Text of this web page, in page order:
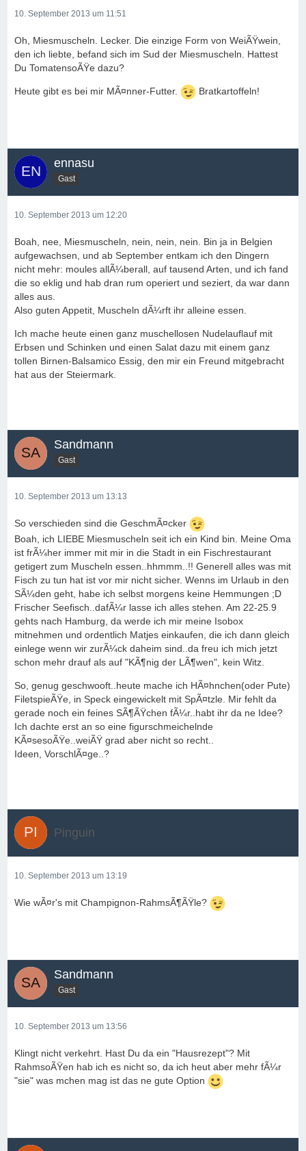
10. September 2013 um 11:51
Oh, Miesmuscheln. Lecker. Die einzige Form von WeiÃŸwein,
den ich liebte, befand sich im Sud der Miesmuscheln. Hattest
Du TomatensoÃŸe dazu?
Heute gibt es bei mir MÃ¤nner-Futter. Bratkartoffeln!
ennasu
Gast
10. September 2013 um 12:20
Boah, nee, Miesmuscheln, nein, nein, nein. Bin ja in Belgien
aufgewachsen, und ab September entkam ich den Dingern
nicht mehr: moules allÃ¼berall, auf tausend Arten, und ich fand
die so eklig und hab dran rum operiert und seziert, da war dann
alles aus.
Also guten Appetit, Muscheln dÃ¼rft ihr alleine essen.
Ich mache heute einen ganz muschellosen Nudelauflauf mit
Erbsen und Schinken und einen Salat dazu mit einem ganz
tollen Birnen-Balsamico Essig, den mir ein Freund mitgebracht
hat aus der Steiermark.
Sandmann
Gast
10. September 2013 um 13:13
So verschieden sind die GeschmÃ¤cker
Boah, ich LIEBE Miesmuscheln seit ich ein Kind bin. Meine Oma
ist frÃ¼her immer mit mir in die Stadt in ein Fischrestaurant
getigert zum Muscheln essen..hhmmm..!! Generell alles was mit
Fisch zu tun hat ist vor mir nicht sicher. Wenns im Urlaub in den
SÃ¼den geht, habe ich selbst morgens keine Hemmungen ;D
Frischer Seefisch..dafÃ¼r lasse ich alles stehen. Am 22-25.9
gehts nach Hamburg, da werde ich mir meine Isobox
mitnehmen und ordentlich Matjes einkaufen, die ich dann gleich
einlege wenn wir zurÃ¼ck daheim sind..da freu ich mich jetzt
schon mehr drauf als auf "KÃ¶nig der LÃ¶wen", kein Witz.
So, genug geschwooft..heute mache ich HÃ¤hnchen(oder Pute)
FiletspieÃŸe, in Speck eingewickelt mit SpÃ¤tzle. Mir fehlt da
gerade noch ein feines SÃ¶ÃŸchen fÃ¼r..habt ihr da ne Idee?
Ich dachte erst an so eine figurschmeichelnde
KÃ¤sesoÃŸe..weiÃŸ grad aber nicht so recht..
Ideen, VorschlÃ¤ge..?
Pinguin
10. September 2013 um 13:19
Wie wÃ¤r's mit Champignon-RahmsÃ¶ÃŸle?
Sandmann
Gast
10. September 2013 um 13:56
Klingt nicht verkehrt. Hast Du da ein "Hausrezept"? Mit
RahmsoÃŸen hab ich es nicht so, da ich heut aber mehr fÃ¼r
"sie" was mchen mag ist das ne gute Option